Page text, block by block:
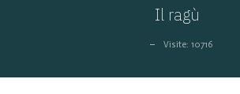
Il ragù
Visite: 10716